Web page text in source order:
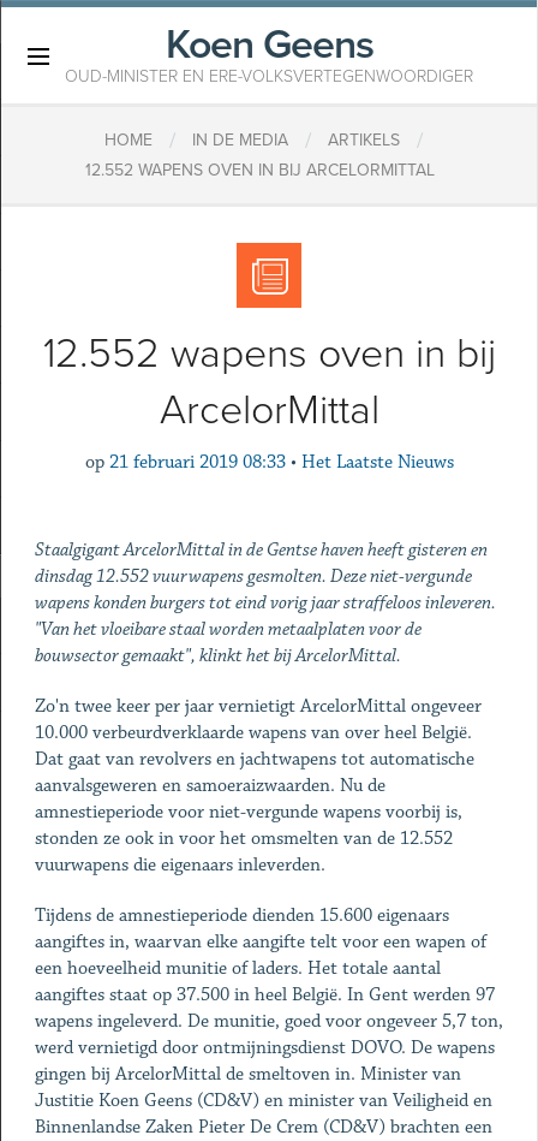
Koen Geens
OUD-MINISTER EN ERE-VOLKSVERTEGENWOORDIGER
HOME / IN DE MEDIA / ARTIKELS /
12.552 WAPENS OVEN IN BIJ ARCELORMITTAL
12.552 wapens oven in bij
ArcelorMittal
op 21 februari 2019 08:33 • Het Laatste Nieuws
Staalgigant ArcelorMittal in de Gentse haven heeft gisteren en
dinsdag 12.552 vuurwapens gesmolten. Deze niet-vergunde
wapens konden burgers tot eind vorig jaar straffeloos inleveren.
"Van het vloeibare staal worden metaalplaten voor de
bouwsector gemaakt", klinkt het bij ArcelorMittal.
Zo'n twee keer per jaar vernietigt ArcelorMittal ongeveer
10.000 verbeurdverklaarde wapens van over heel België.
Dat gaat van revolvers en jachtwapens tot automatische
aanvalsgeweren en samoeraizwaarden. Nu de
amnestieperiode voor niet-vergunde wapens voorbij is,
stonden ze ook in voor het omsmelten van de 12.552
vuurwapens die eigenaars inleverden.
Tijdens de amnestieperiode dienden 15.600 eigenaars
aangiftes in, waarvan elke aangifte telt voor een wapen of
een hoeveelheid munitie of laders. Het totale aantal
aangiftes staat op 37.500 in heel België. In Gent werden 97
wapens ingeleverd. De munitie, goed voor ongeveer 5,7 ton,
werd vernietigd door ontmijningsdienst DOVO. De wapens
gingen bij ArcelorMittal de smeltoven in. Minister van
Justitie Koen Geens (CD&V) en minister van Veiligheid en
Binnenlandse Zaken Pieter De Crem (CD&V) brachten een